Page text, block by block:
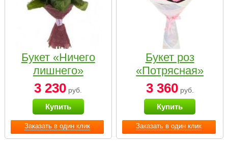
Заказать в один клик
Букет «Ничего
лишнего»
3 230 руб.
Купить
Заказать в один клик
Букет роз
«Потрясная»
3 360руб.
Купить